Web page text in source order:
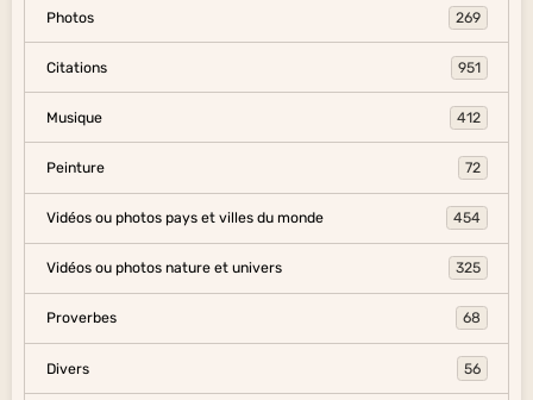
Photos 269
Citations 951
Musique 412
Peinture 72
Vidéos ou photos pays et villes du monde 454
Vidéos ou photos nature et univers 325
Proverbes 68
Divers 56